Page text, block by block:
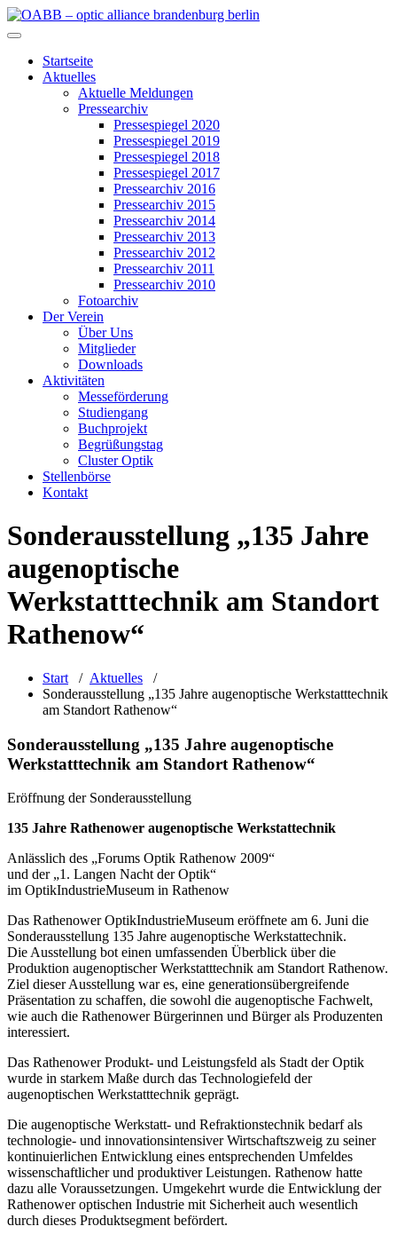
Zum
Inhalt
OABB – optic alliance brandenburg berlin
Startseite
Aktuelles
Aktuelle Meldungen
Pressearchiv
Pressespiegel 2020
Pressespiegel 2019
Pressespiegel 2018
Pressespiegel 2017
Pressearchiv 2016
Pressearchiv 2015
Pressearchiv 2014
Pressearchiv 2013
Pressearchiv 2012
Pressearchiv 2011
Pressearchiv 2010
Fotoarchiv
Der Verein
Über Uns
Mitglieder
Downloads
Aktivitäten
Messeförderung
Studiengang
Buchprojekt
Begrüßungstag
Cluster Optik
Stellenbörse
Kontakt
Sonderausstellung „135 Jahre
augenoptische
Werkstatttechnik am Standort
Rathenow“
Start / Aktuelles /
Sonderausstellung „135 Jahre augenoptische Werkstatttechnik
am Standort Rathenow“
Sonderausstellung „135 Jahre augenoptische
Werkstatttechnik am Standort Rathenow“
Eröffnung der Sonderausstellung
135 Jahre Rathenower augenoptische Werkstattechnik
Anlässlich des „Forums Optik Rathenow 2009“
und der „1. Langen Nacht der Optik“
im OptikIndustrieMuseum in Rathenow
Das Rathenower OptikIndustrieMuseum eröffnete am 6. Juni die
Sonderausstellung 135 Jahre augenoptische Werkstattechnik.
Die Ausstellung bot einen umfassenden Überblick über die
Produktion augenoptischer Werkstatttechnik am Standort Rathenow.
Ziel dieser Ausstellung war es, eine generationsübergreifende
Präsentation zu schaffen, die sowohl die augenoptische Fachwelt,
wie auch die Rathenower Bürgerinnen und Bürger als Produzenten
interessiert.
Das Rathenower Produkt- und Leistungsfeld als Stadt der Optik
wurde in starkem Maße durch das Technologiefeld der
augenoptischen Werkstatttechnik geprägt.
Die augenoptische Werkstatt- und Refraktionstechnik bedarf als
technologie- und innovationsintensiver Wirtschaftszweig zu seiner
kontinuierlichen Entwicklung eines entsprechenden Umfeldes
wissenschaftlicher und produktiver Leistungen. Rathenow hatte
dazu alle Voraussetzungen. Umgekehrt wurde die Entwicklung der
Rathenower optischen Industrie mit Sicherheit auch wesentlich
durch dieses Produktsegment befördert.